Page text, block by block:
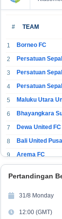
# TEAM
1 Borneo FC
2
3
4
5
6
7
Dewa United FC
8
Bali United
9
Arema FC
0
1
2
Pertandingan
31/8 Monday
12:00 (GMT)